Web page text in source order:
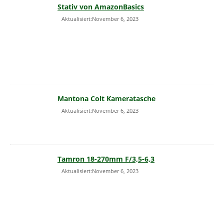
Stativ von AmazonBasics
Aktualisiert:November 6, 2023
Mantona Colt Kameratasche
Aktualisiert:November 6, 2023
Tamron 18-270mm F/3,5-6,3
Aktualisiert:November 6, 2023